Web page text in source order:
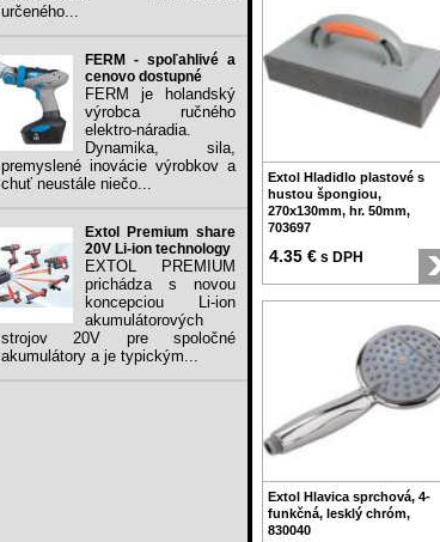
určeného...
FERM - spoľahlivé a
cenovo dostupné
FERM je holandský
výrobca ručného
elektro-náradia.
Dynamika, sila,
premyslené inovácie výrobkov a
chuť neustále niečo...
Extol Premium share
20V Li-ion technology
EXTOL PREMIUM
prichádza s novou
koncepciou Li-ion
akumulátorových
strojov 20V pre spoločné
akumulátory a je typickým...
Extol Hladidlo plastové s
hustou špongiou,
270x130mm, hr. 50mm,
703697
4.35 € s DPH
Extol Hlavica sprchová, 4-
funkčná, lesklý chróm,
830040